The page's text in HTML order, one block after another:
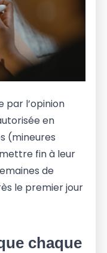
par l’opinion
en
(mineures
fin à leur
de
le premier jour
chaque